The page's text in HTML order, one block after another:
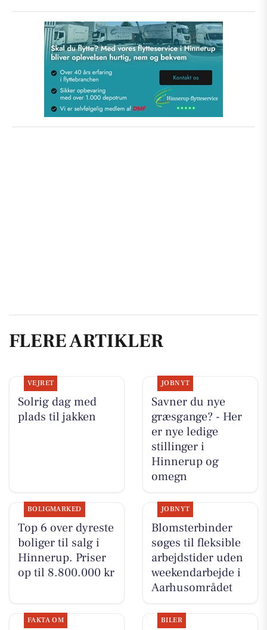
FLERE ARTIKLER
VEJRET
Solrig dag med
plads til jakken
JOBNYT
Savner du nye
græsgange? - Her
er nye ledige
stillinger i
Hinnerup og
omegn
BOLIGMARKED
Top 6 over dyreste
boliger til salg i
Hinnerup. Priser
op til 8.800.000 kr
JOBNYT
Blomsterbinder
søges til fleksible
arbejdstider uden
weekendarbejde i
Aarhusområdet
FAKTA OM BILER